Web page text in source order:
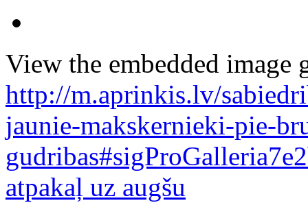
View the embedded image
http://m.aprinkis.lv/
jaunie-makskernieki-pie-
atpakaļ uz augšu